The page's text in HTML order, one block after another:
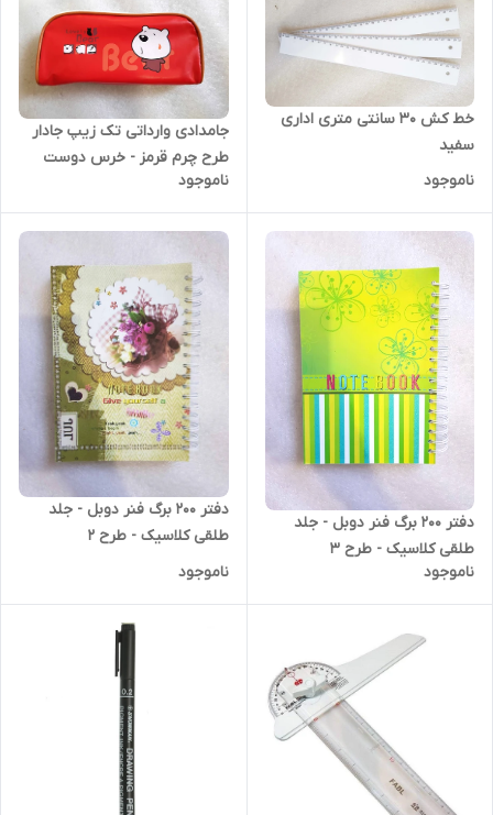
خط کش 30 سانتی متری اداری
سفید
ناموجود
جامدادی وارداتی تک زیپ جادار
طرح چرم قرمز - خرس دوست
داشتنی
ناموجود
دفتر 200 برگ فنر دوبل - جلد
طلقی کلاسیک - طرح 3
ناموجود
دفتر 200 برگ فنر دوبل - جلد
طلقی کلاسیک - طرح 2
ناموجود